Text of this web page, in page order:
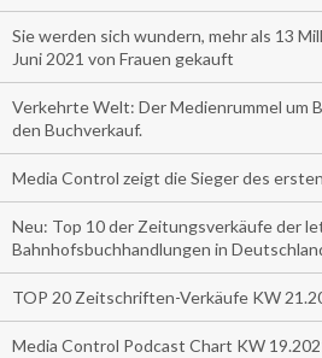
Sie werden sich wundern, mehr als 13
Juni 2021 von Frauen gekauft
Verkehrte Welt: Der Medienrummel um
den Buchverkauf.
Media Control zeigt die Sieger des
Neu: Top 10 der Zeitungsverkäufe der
Bahnhofsbuchhandlungen in
TOP 20 Zeitschriften-Verkäufe KW
Media Control Podcast Chart KW